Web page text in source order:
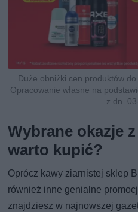
Duże obniżki cen produktów do
Opracowanie własne na
z dn.
Wybrane okazje
warto kupić?
Oprócz kawy ziarnistej sklep
również inne genialne
znajdziesz w najnowszej